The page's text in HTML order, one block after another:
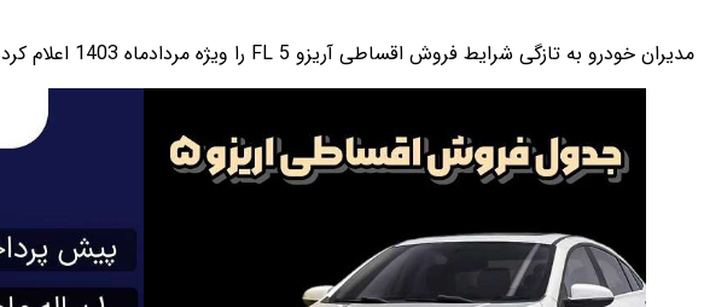
مدیران خودرو به تازگی شرایط فروش اقساطی آریزو 5 FL را ویژه مردادماه 1403 اعلام کرده که در ادامه آن را بررسی می‌کنیم.